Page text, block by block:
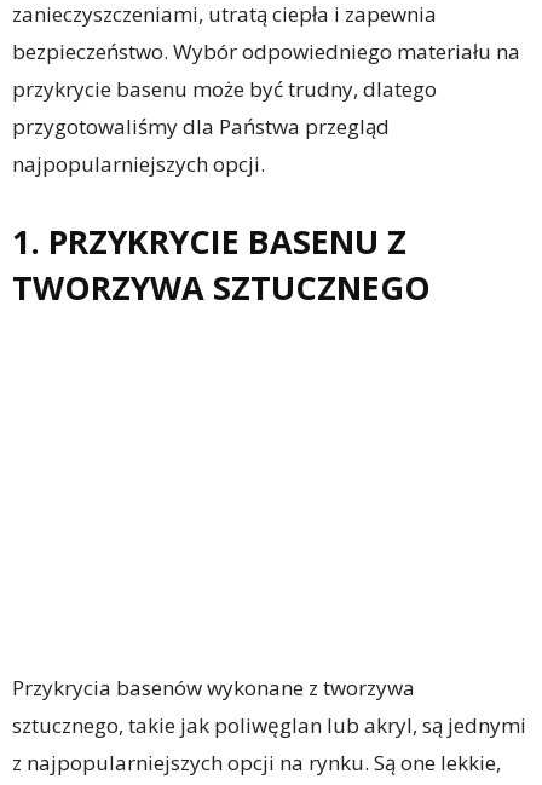
zanieczyszczeniami, utratą ciepła i zapewnia
bezpieczeństwo. Wybór odpowiedniego materiału na
przykrycie basenu może być trudny, dlatego
przygotowaliśmy dla Państwa przegląd
najpopularniejszych opcji.
1. PRZYKRYCIE BASENU Z
TWORZYWA SZTUCZNEGO
Przykrycia basenów wykonane z tworzywa
sztucznego, takie jak poliwęglan lub akryl, są jednymi
z najpopularniejszych opcji na rynku. Są one lekkie,